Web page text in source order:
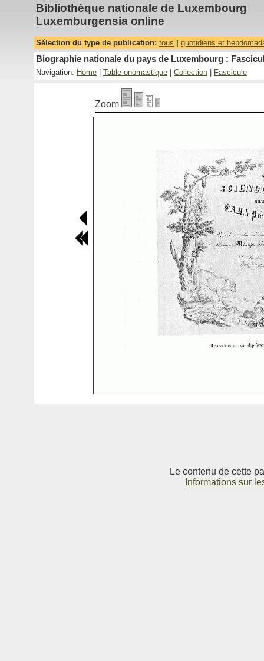
Bibliothèque nationale de Luxembourg
Luxemburgensia online
Sélection du type de publication: tous quotidiens et
Biographie nationale du pays de Luxembourg :
Navigation: Home Table onomastique Collection Fascicule
Zoom
Le contenu de cette
Informations sur